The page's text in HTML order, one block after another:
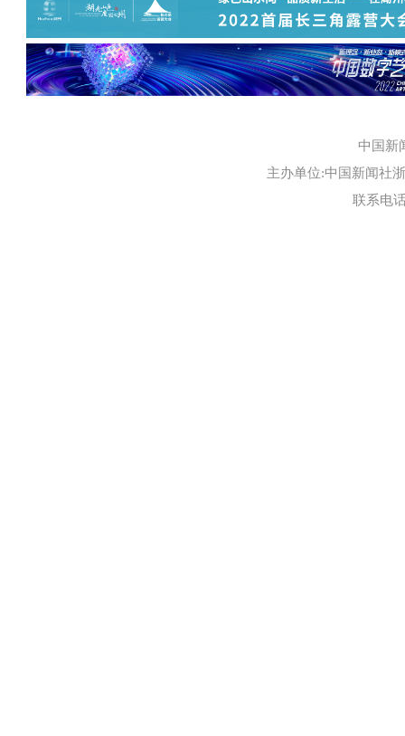
中国新
主办单位:中国新闻社
联系电